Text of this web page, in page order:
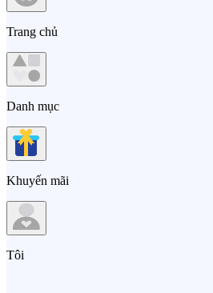
Trang chủ
Danh mục
Khuyến mãi
Tôi